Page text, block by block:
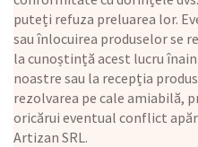
puteți refuza preluarea lor.
sau înlocuirea produselor se
la cunoștință acest lucru
noastre sau la recepția
rezolvarea pe cale amiabilă,
oricărui eventual conflict
Artizan SRL.